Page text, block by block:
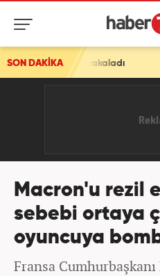
SON DAKİKA
Macron'u rezil
sebebi ortaya
oyuncuya
Fransa